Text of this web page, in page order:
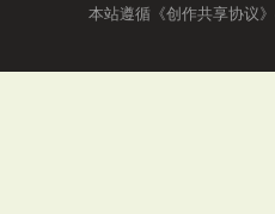
本站遵循《创作共享协议